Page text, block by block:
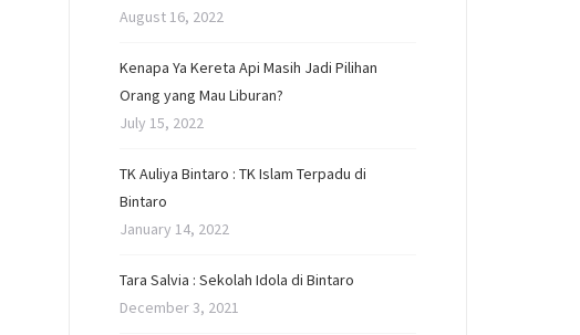
August 16, 2022
Kenapa Ya Kereta Api Masih Jadi Pilihan
Orang yang Mau Liburan?
July 15, 2022
TK Auliya Bintaro : TK Islam Terpadu di
Bintaro
January 14, 2022
Tara Salvia : Sekolah Idola di Bintaro
December 3, 2021